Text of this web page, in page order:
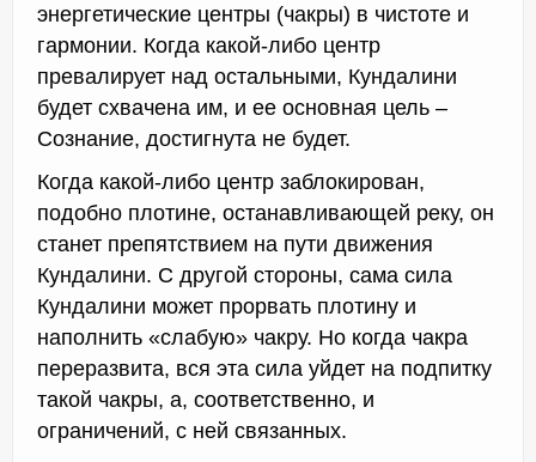
энергетические центры (чакры) в чистоте и
гармонии. Когда какой-либо центр
превалирует над остальными, Кундалини
будет схвачена им, и ее основная цель –
Сознание, достигнута не будет.
Когда какой-либо центр заблокирован,
подобно плотине, останавливающей реку, он
станет препятствием на пути движения
Кундалини. С другой стороны, сама сила
Кундалини может прорвать плотину и
наполнить «слабую» чакру. Но когда чакра
переразвита, вся эта сила уйдет на подпитку
такой чакры, а, соответственно, и
ограничений, с ней связанных.